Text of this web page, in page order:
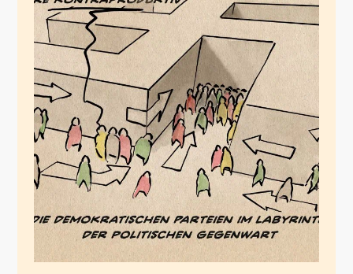
Lost in Transition
September 30, 2024